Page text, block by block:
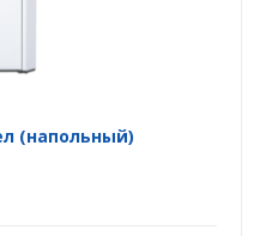
(напольный)